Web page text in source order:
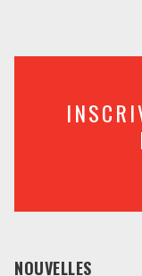
NOUVELLES